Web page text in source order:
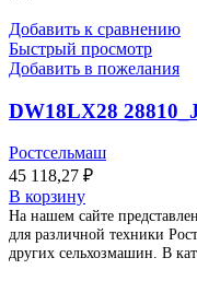
Добавить к сравнению
Быстрый просмотр
Добавить в пожелания
DW18LX28
Ростсельмаш
45 118,27 ₽
В корзину
На нашем сайте
для различной техники
других сельхозмашин. В